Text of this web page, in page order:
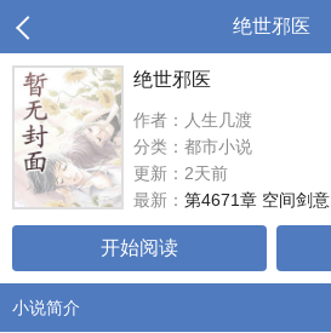
绝世邪医
绝世邪医
作者：人生几渡
分类：都市小说
更新：2天前
最新： 第4671章 空间剑意
开始阅读
小说简介